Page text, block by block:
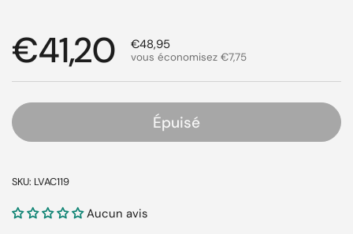
Prix régulier
€41,20 Prix de solde
€48,95
vous économisez €7,75
Épuisé
SKU: LVAC119
Aucun avis